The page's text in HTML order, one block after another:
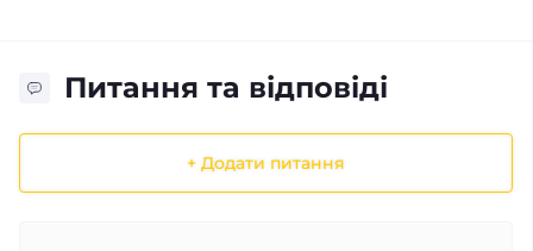
Питання та відповіді
+ Додати питання